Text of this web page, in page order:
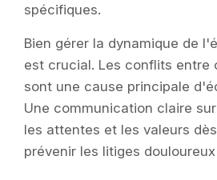
spécifiques.
Bien gérer la dynamique de
est crucial. Les conflits entre
sont une cause principale
Une communication claire
les attentes et les valeurs
prévenir les litiges